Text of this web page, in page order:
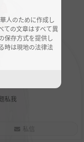
私我
私信
人のために作成し
ての文章はすべて異
保存方式を提供し
時は現地の法律法